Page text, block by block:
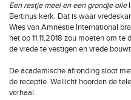
Een restje meel en een grondje olie
Bertinus kerk. Dat is waar
Wies van Amnestie International
het op 11.11.2018 zou moeten om
de vrede te vestigen en vrede
De academische afronding sloot
de receptie. Wellicht hoorden de
verhaal.